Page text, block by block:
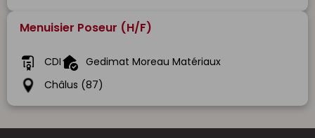
Menuisier Poseur (H/F)
CDI
Gedimat Moreau Matériaux
Châlus (87)